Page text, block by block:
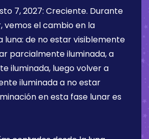
7, 2027: Creciente. Durante
vemos el cambio en la
luna: de no estar visiblemente
parcialmente iluminada, a
iluminada, luego volver a
iluminada a no estar
en esta fase lunar es